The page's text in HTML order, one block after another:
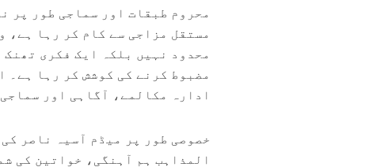
محروم طبقات اور سماجی طور پر
مستقل مزاجی سے کام کر رہا ہے،
ادارہ مکالمے، آگاہی اور
خصوصی طور پر میڈم آسیہ ناصر
المذاہب ہم آہنگی، خواتین کی